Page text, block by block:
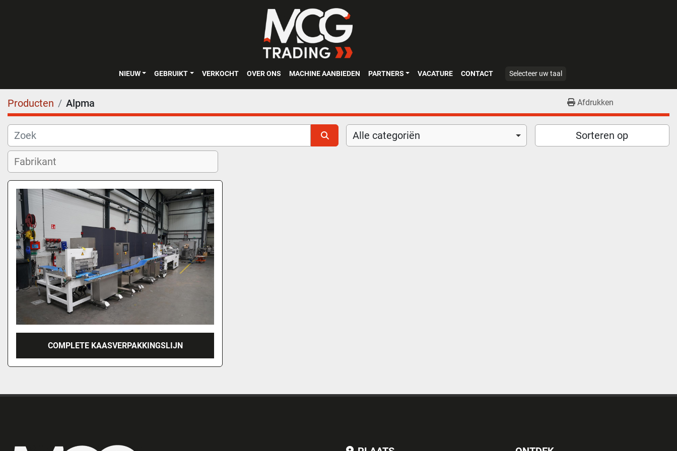
NIEUW GEBRUIKT VERKOCHT OVER ONS MACHINE AANBIEDEN PARTNERS VACATURE CONTACT Selecteer uw taal
Producten Alpma Afdrukken
Alle categoriën Sorteren op
COMPLETE KAASVERPAKKINGSLIJN